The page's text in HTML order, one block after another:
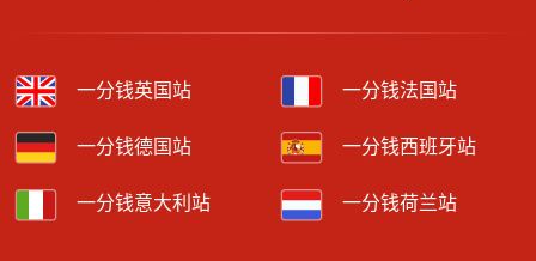
一分钱英国站 一分钱法国站
一分钱德国站 一分钱西班牙站
一分钱意大利站 一分钱荷兰站